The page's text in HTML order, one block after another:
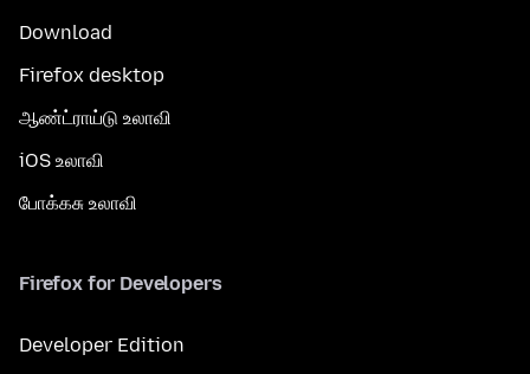
Download
Firefox desktop
ஆண்ட்ராய்டு உலாவி
iOS உலாவி
போக்கசு உலாவி
Firefox for Developers
Developer Edition